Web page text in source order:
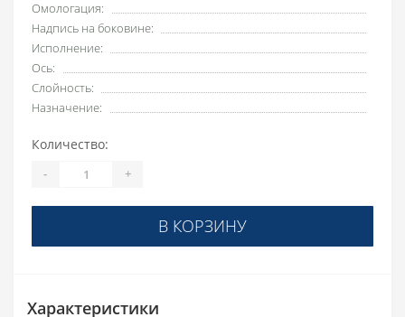
Омологация:
Надпись на боковине:
Исполнение:
Ось:
Слойность:
Назначение:
Количество:
- +
В КОРЗИНУ
Характеристики